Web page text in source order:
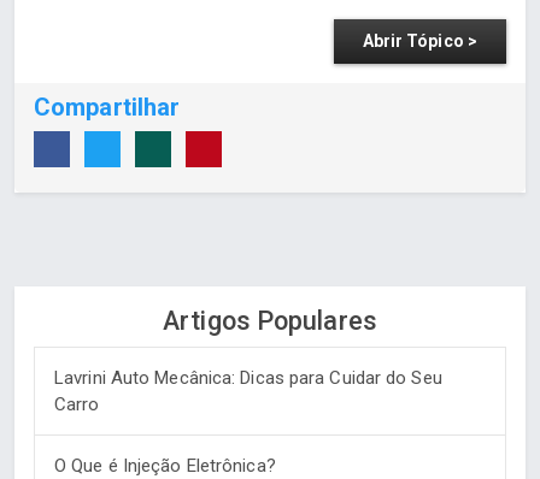
Abrir Tópico >
Compartilhar
Artigos Populares
Lavrini Auto Mecânica: Dicas para Cuidar do Seu
Carro
O Que é Injeção Eletrônica?